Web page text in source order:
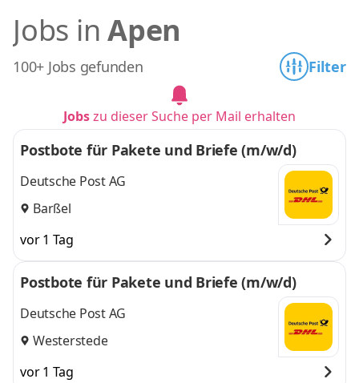
Jobs in Apen
100+ Jobs gefunden Filter
Jobszu dieser Suche per Mail erhalten
Postbote für Pakete und Briefe (m/w/d)
Deutsche Post AG
Barßel
vor 1 Tag
Postbote für Pakete und Briefe (m/w/d)
Deutsche Post AG
Westerstede
vor 1 Tag